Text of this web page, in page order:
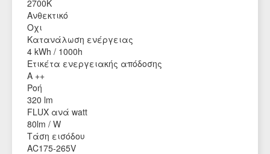
2700Κ
Ανθεκτικό
Οχι
Κατανάλωση ενέργειας
4 kWh / 1000h
Ετικέτα ενεργειακής απόδοσης
A ++
Ροή
320 lm
FLUX ανά watt
80lm / W
Τάση εισόδου
AC175-265V